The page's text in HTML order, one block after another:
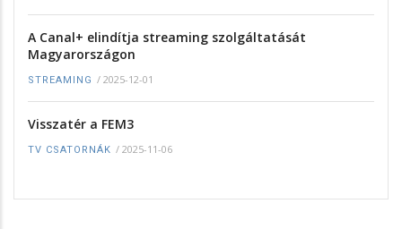
A Canal+ elindítja streaming szolgáltatását
Magyarországon
STREAMING / 2025-12-01
Visszatér a FEM3
TV CSATORNÁK / 2025-11-06